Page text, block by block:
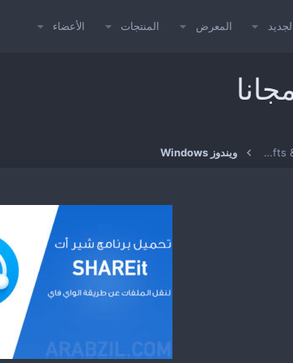
المعرض المنتجات الأعضاء
البرامج ونظم التشغيل Softs & Operating Systems ويندوز Windows